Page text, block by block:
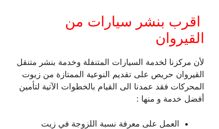
اقرب بنشر سيارات من
القيروان
لأن مركزنا لخدمة السيارات المتنفلة وخدمة بنشر متنقل
القيروان حريص على تقديم النوعية الممتازة من زيوت
المحركات فقد عمدنا الى القيام بالخطوات الآتية لتأمين
أفضل خدمة و منها :
العمل على معرفة نسبة اللزوجة في زيت